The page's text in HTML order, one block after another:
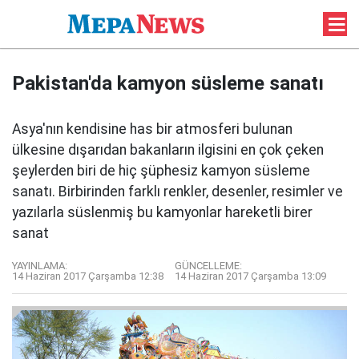
Pakistan'da kamyon süsleme sanatı
Asya'nın kendisine has bir atmosferi bulunan
ülkesine dışarıdan bakanların ilgisini en çok çeken
şeylerden biri de hiç şüphesiz kamyon süsleme
sanatı. Birbirinden farklı renkler, desenler, resimler ve
yazılarla süslenmiş bu kamyonlar hareketli birer
sanat
YAYINLAMA:
14 Haziran 2017 Çarşamba 12:38
GÜNCELLEME:
14 Haziran 2017 Çarşamba 13:09